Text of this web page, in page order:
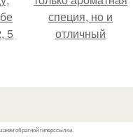
5
специя, но и
отличный
и блюд.
обратной гиперссылки.